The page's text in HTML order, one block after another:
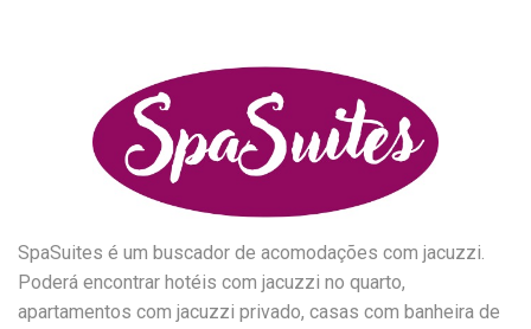
SpaSuites é um buscador de acomodações com jacuzzi.
Poderá encontrar hotéis com jacuzzi no quarto,
apartamentos com jacuzzi privado, casas com banheira de